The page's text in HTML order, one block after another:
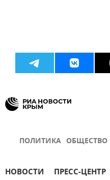
ПОЛИТИКА ОБЩЕСТВО
НОВОСТИ ПРЕСС-ЦЕНТР